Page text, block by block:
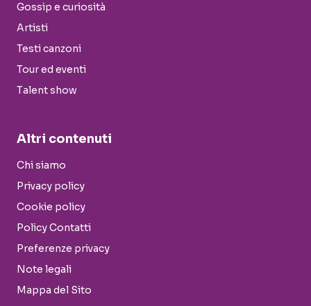
Gossip e curiosità
Artisti
Testi canzoni
Tour ed eventi
Talent show
Altri contenuti
Chi siamo
Privacy policy
Cookie policy
Policy Contatti
Preferenze privacy
Note legali
Mappa del Sito